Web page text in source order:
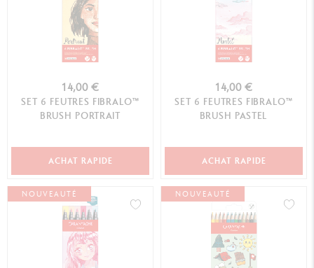
14,00 €
SET 6 FEUTRES FIBRALO™
BRUSH PORTRAIT
ACHAT RAPIDE
14,00 €
SET 6 FEUTRES FIBRALO™
BRUSH PASTEL
ACHAT RAPIDE
NOUVEAUTÉ NOUVEAUTÉ